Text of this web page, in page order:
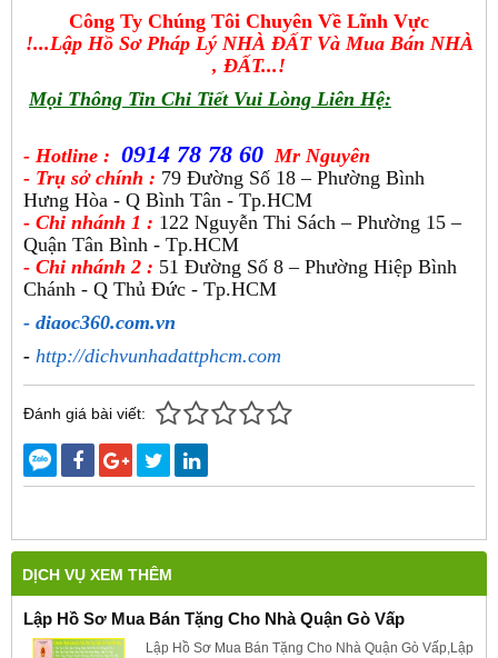
Công Ty Chúng Tôi Chuyên Về Lĩnh Vực
!...Lập Hồ Sơ Pháp Lý NHÀ ĐẤT Và Mua Bán NHÀ
, ĐẤT...!
Mọi Thông Tin Chi Tiết Vui Lòng Liên Hệ:
- Hotline : 0914 78 78 60 Mr Nguyên
- Trụ sở chính : 79 Đường Số 18 – Phường Bình
Hưng Hòa - Q Bình Tân - Tp.HCM
- Chi nhánh 1 : 122 Nguyễn Thi Sách – Phường 15 –
Quận Tân Bình - Tp.HCM
- Chi nhánh 2 : 51 Đường Số 8 – Phường Hiệp Bình
Chánh - Q Thủ Đức - Tp.HCM
- diaoc360.com.vn
- http://dichvunhadattphcm.com
Đánh giá bài viết:
DỊCH VỤ XEM THÊM
Lập Hồ Sơ Mua Bán Tặng Cho Nhà Quận Gò Vấp
Lập Hồ Sơ Mua Bán Tặng Cho Nhà Quận Gò Vấp,Lập